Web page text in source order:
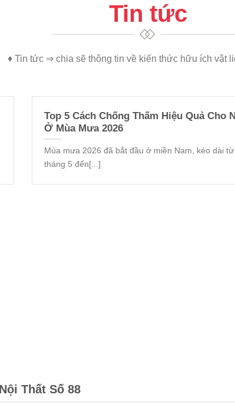
Tin tức
♦ Tin tức ⇒ chia sẽ thông tin về kiến thức hữu ích vật
Top 5 Cách Chống Thấm Hiệu Quả Cho
Ở Mùa Mưa 2026
Mùa mưa 2026 đã bắt đầu ở miền Nam, kéo dài từ
tháng 5 đến[...]
Thất Số 88